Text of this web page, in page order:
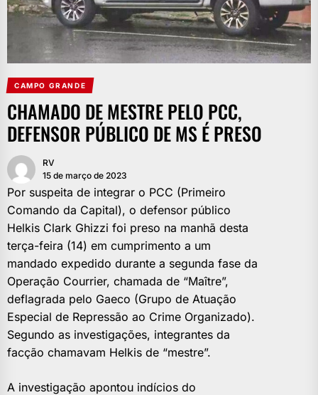
CAMPO GRANDE
CHAMADO DE MESTRE PELO PCC,
DEFENSOR PÚBLICO DE MS É PRESO
RV
15 de março de 2023
Por suspeita de integrar o PCC (Primeiro
Comando da Capital), o defensor público
Helkis Clark Ghizzi foi preso na manhã desta
terça-feira (14) em cumprimento a um
mandado expedido durante a segunda fase da
Operação Courrier, chamada de “Maître”,
deflagrada pelo Gaeco (Grupo de Atuação
Especial de Repressão ao Crime Organizado).
Segundo as investigações, integrantes da
facção chamavam Helkis de “mestre”.
A investigação apontou indícios do